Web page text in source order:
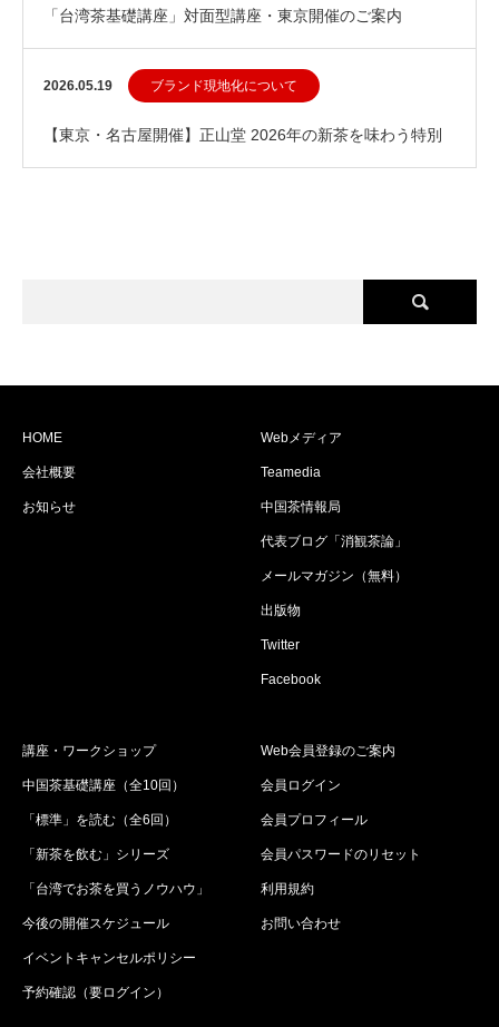
「台湾茶基礎講座」対面型講座・東京開催のご案内
2026.05.19 ブランド現地化について
【東京・名古屋開催】正山堂 2026年の新茶を味わう特別
HOME
会社概要
お知らせ
Webメディア
Teamedia
中国茶情報局
代表ブログ「消観茶論」
メールマガジン（無料）
出版物
Twitter
Facebook
講座・ワークショップ
中国茶基礎講座（全10回）
「標準」を読む（全6回）
「新茶を飲む」シリーズ
「台湾でお茶を買うノウハウ」
今後の開催スケジュール
イベントキャンセルポリシー
予約確認（要ログイン）
Web会員登録のご案内
会員ログイン
会員プロフィール
会員パスワードのリセット
利用規約
お問い合わせ